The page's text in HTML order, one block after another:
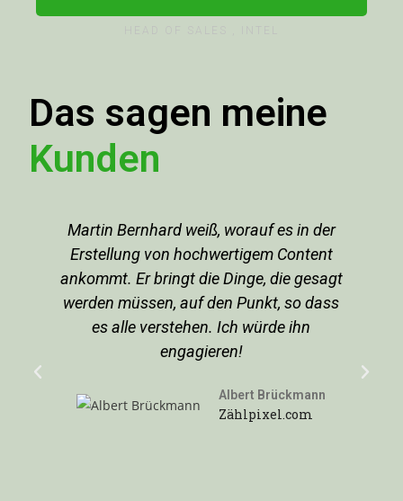
Das sagen meine
Kunden
Herr Bernhard recherchierte sehr genau
und verfasste eine Rede, welche den
erforderlichen Tonfall punktgenau traf.
Insgesamt erhielt ich überaus positive
Resonanz für die von Herrn Bernhard
geschriebene Rede. Herr Bernhard
bei erstklassigem Preis-
Leistungsverhältnis.